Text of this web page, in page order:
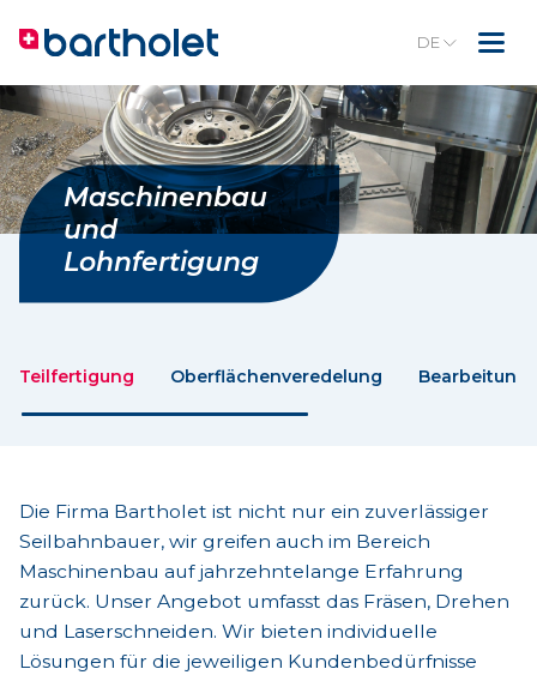
DE
Maschinenbau
und
Lohnfertigung
Teilfertigung Oberflächenveredelung
Die Firma Bartholet ist nicht nur ein zuverlässiger
Seilbahnbauer, wir greifen auch im Bereich
Maschinenbau auf jahrzehntelange Erfahrung
zurück. Unser Angebot umfasst das Fräsen, Drehen
und Laserschneiden. Wir bieten individuelle
Lösungen für die jeweiligen Kundenbedürfnisse